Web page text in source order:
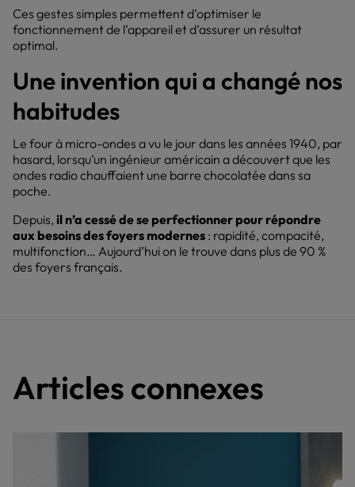
Ces gestes simples permettent d’optimiser le
fonctionnement de l’appareil et d’assurer un résultat
optimal.
Une invention qui a changé nos
habitudes
Le four à micro-ondes a vu le jour dans les années 1940, par
hasard, lorsqu’un ingénieur américain a découvert que les
ondes radio chauffaient une barre chocolatée dans sa
poche.
Depuis, il n’a cessé de se perfectionner pour répondre
aux besoins des foyers modernes : rapidité, compacité,
multifonction… Aujourd’hui on le trouve dans plus de 90 %
des foyers français.
Articles connexes